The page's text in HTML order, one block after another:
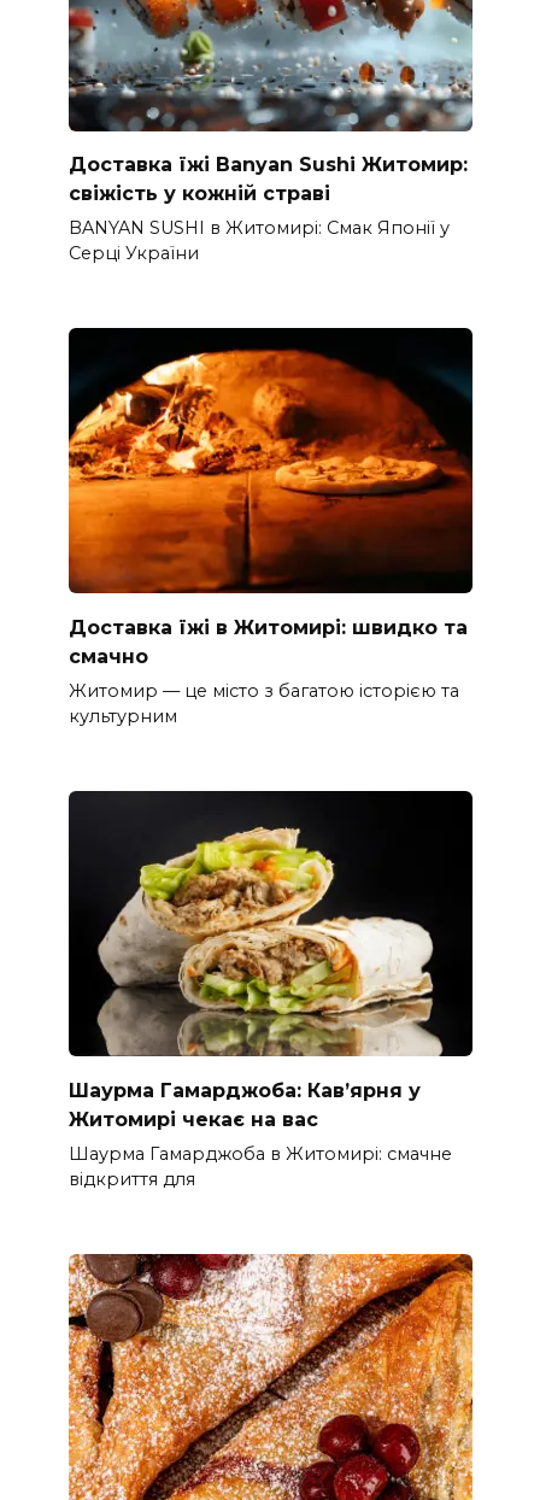
Доставка їжі Banyan Sushi Житомир:
свіжість у кожній страві
BANYAN SUSHI в Житомирі: Смак Японії у
Серці України
Доставка їжі в Житомирі: швидко та
смачно
Житомир — це місто з багатою історією та
культурним
Шаурма Гамарджоба: Кав’ярня у
Житомирі чекає на вас
Шаурма Гамарджоба в Житомирі: смачне
відкриття для